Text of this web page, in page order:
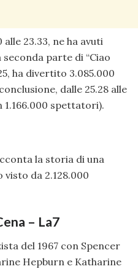
alle 23.33, ne ha avuti
seconda parte di “Ciao
ha divertito 3.085.000
dalle 25.28 alle
1.166.000 spettatori).
la storia di una
da 2.128.000
– La7
del 1967 con Spencer
Hepburn e Katharine